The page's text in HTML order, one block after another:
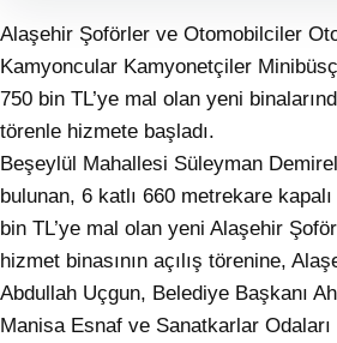
Alaşehir Şoförler ve Otomobilciler
Kamyoncular Kamyonetçiler
750 bin TL’ye mal olan yeni
törenle hizmete başladı.
Beşeylül Mahallesi Süleyman
bulunan, 6 katlı 660 metrekare
bin TL’ye mal olan yeni Alaşehir
hizmet binasının açılış törenine,
Abdullah Uçgun, Belediye Başkanı
Manisa Esnaf ve Sanatkarlar Odaları